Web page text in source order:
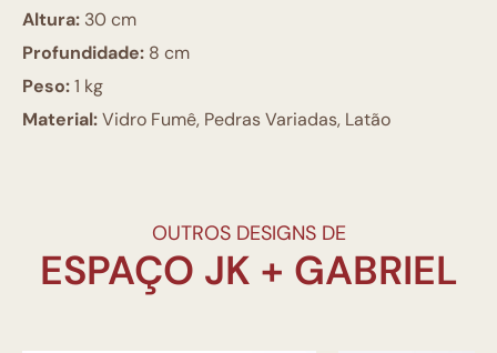
Altura: 30 cm
Profundidade: 8 cm
Peso:1 kg
Material:Vidro Fumê, Pedras Variadas, Latão
OUTROS DESIGNS DE